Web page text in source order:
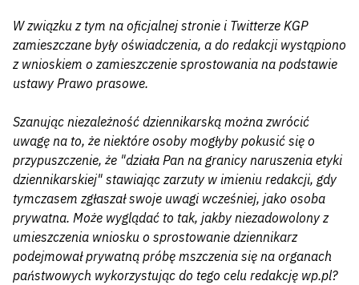
W związku z tym na oficjalnej stronie i Twitterze KGP
zamieszczane były oświadczenia, a do redakcji wystąpiono
z wnioskiem o zamieszczenie sprostowania na podstawie
ustawy Prawo prasowe.
Szanując niezależność dziennikarską można zwrócić
uwagę na to, że niektóre osoby mogłyby pokusić się o
przypuszczenie, że "działa Pan na granicy naruszenia etyki
dziennikarskiej" stawiając zarzuty w imieniu redakcji, gdy
tymczasem zgłaszał swoje uwagi wcześniej, jako osoba
prywatna. Może wyglądać to tak, jakby niezadowolony z
umieszczenia wniosku o sprostowanie dziennikarz
podejmował prywatną próbę mszczenia się na organach
państwowych wykorzystując do tego celu redakcję wp.pl?